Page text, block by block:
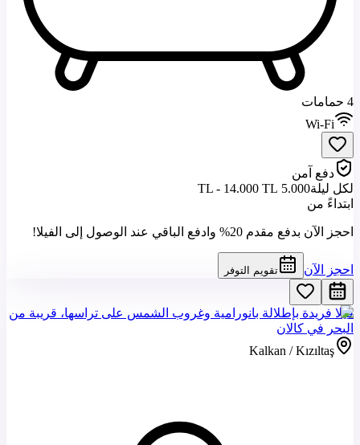
4 حمامات
Wi-Fi
دفع آمن
لكل ليلة5.000 TL - 14.000 TL
ابتداءً من
احجز الآن بدفع مقدم 20% وادفع الباقي عند الوصول إلى الفيلا!
احجز الآن تقويم التوفر
فيلا فريدة بإطلالة بانورامية وغروب الشمس على تراسها، قريبة من
البحر في كالان
Kalkan / Kızıltaş